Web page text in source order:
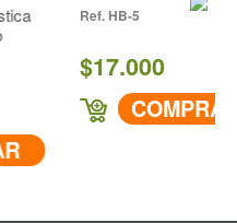
HB-5
$17.000
COMPRAR